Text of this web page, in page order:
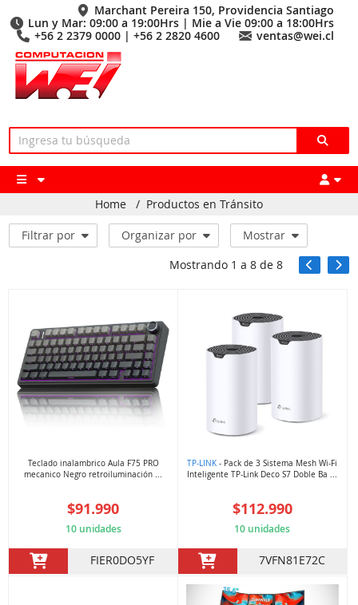
Marchant Pereira 150, Providencia Santiago
Lun y Mar: 09:00 a 19:00Hrs | Mie a Vie 09:00 a 18:00Hrs
+56 2 2379 0000 | +56 2 2820 4600
ventas@wei.cl
Home / Productos en Tránsito
Filtrar por Organizar por
Mostrar
Mostrando 1 a 8de 8
Teclado inalambrico Aula F75 PRO
mecanico Negro retroiluminación ...
$91.990
10 unidades
FIER0DO5YF
TP-LINK - Pack de 3 Sistema Mesh Wi-Fi
Inteligente TP-Link Deco S7 Doble Ba ...
$112.990
10 unidades
7VFN81E72C